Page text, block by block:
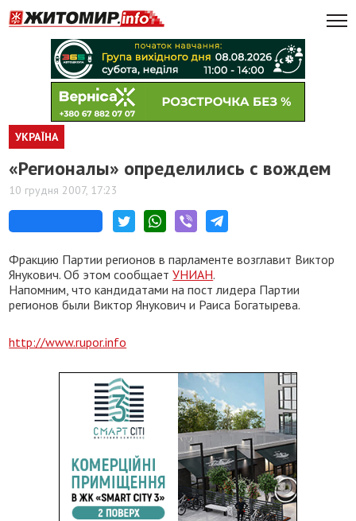
УКРАЇНА
«Регионалы» определились с вождем
10 грудня 2007, 17:23
Фракцию Партии регионов в парламенте возглавит Виктор
Янукович. Об этом сообщаетУНИАН.
Напомним, что кандидатами на пост лидера Партии
регионов были Виктор Янукович и Раиса Богатырева.
http://www.rupor.info